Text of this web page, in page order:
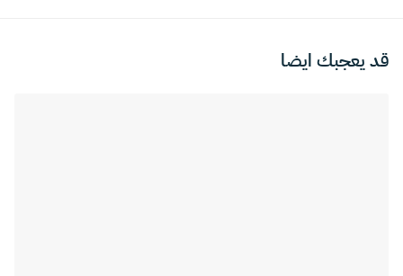
قد يعجبك ايضا